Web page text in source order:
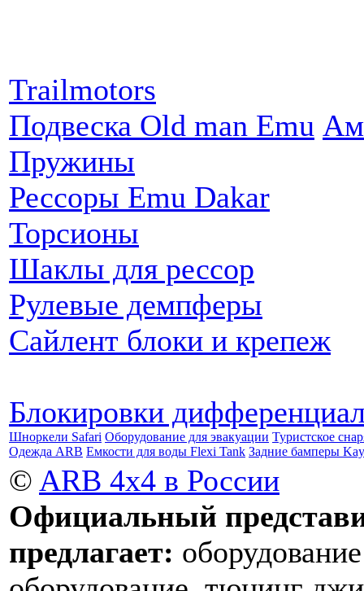
Trailmotors
Подвеска Old man Emu
Пружины
Рессоры Emu Dakar
Торсионы
Шаклы для рессор
Рулевые демпферы
Сайлент блоки и крепеж
Блокировки
Шноркели Safari Оборудование для эвакуации Туристское
Одежда ARB Емкости для воды Flexi Tank Задние бамперы
© ARB 4x4 в России
Официальный
предлагает: